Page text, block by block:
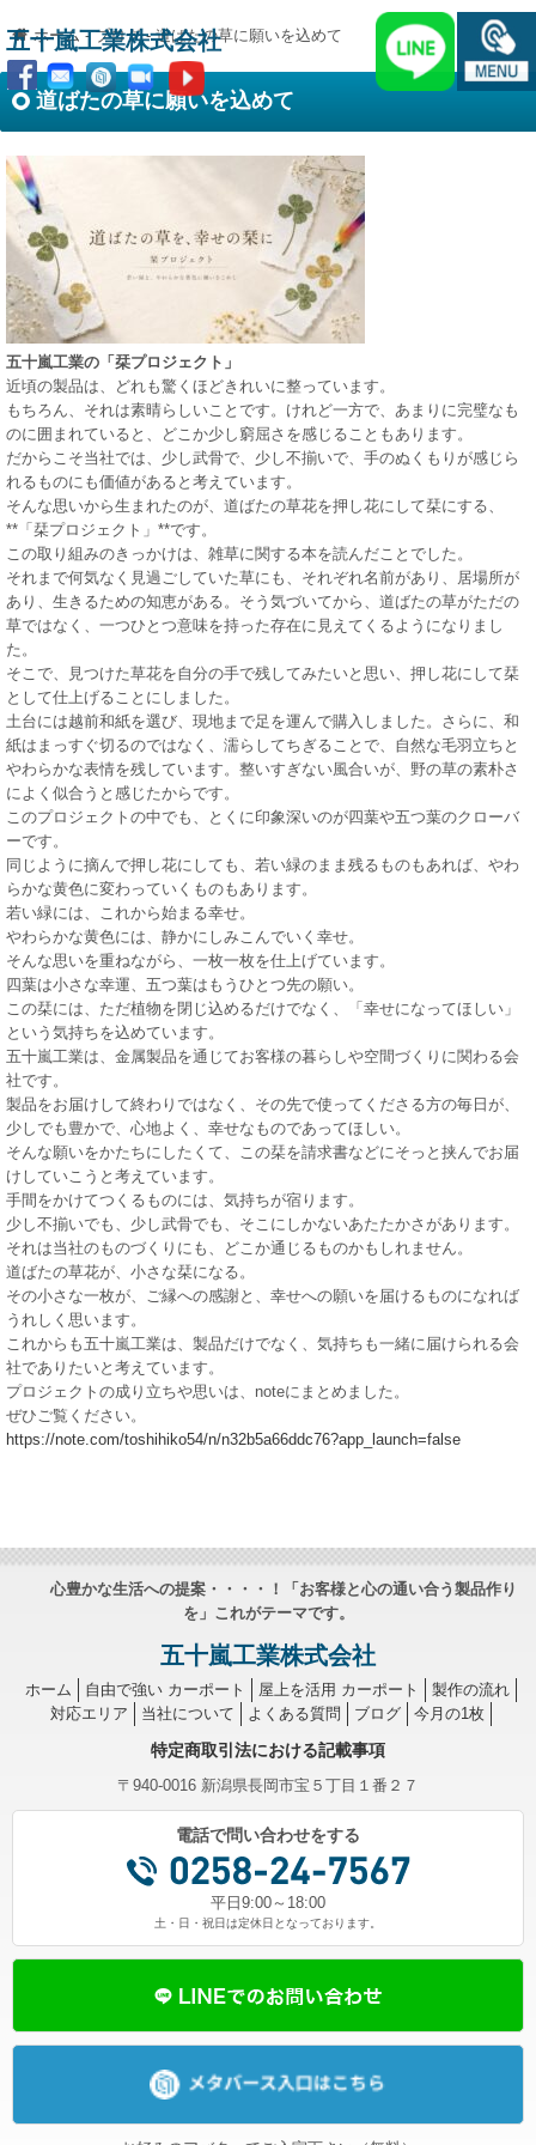
五十嵐工業株式会社
ホーム-ブログ-道ばたの草に願いを込めて
道ばたの草に願いを込めて
五十嵐工業の「栞プロジェクト」
近頃の製品は、どれも驚くほどきれいに整っています。
もちろん、それは素晴らしいことです。けれど一方で、あまりに完璧なも
のに囲まれていると、どこか少し窮屈さを感じることもあります。
だからこそ当社では、少し武骨で、少し不揃いで、手のぬくもりが感じら
れるものにも価値があると考えています。
そんな思いから生まれたのが、道ばたの草花を押し花にして栞にする、
**「栞プロジェクト」**です。
この取り組みのきっかけは、雑草に関する本を読んだことでした。
それまで何気なく見過ごしていた草にも、それぞれ名前があり、居場所が
あり、生きるための知恵がある。そう気づいてから、道ばたの草がただの
草ではなく、一つひとつ意味を持った存在に見えてくるようになりまし
た。
そこで、見つけた草花を自分の手で残してみたいと思い、押し花にして栞
として仕上げることにしました。
土台には越前和紙を選び、現地まで足を運んで購入しました。さらに、和
紙はまっすぐ切るのではなく、濡らしてちぎることで、自然な毛羽立ちと
やわらかな表情を残しています。整いすぎない風合いが、野の草の素朴さ
によく似合うと感じたからです。
このプロジェクトの中でも、とくに印象深いのが四葉や五つ葉のクローバ
ーです。
同じように摘んで押し花にしても、若い緑のまま残るものもあれば、やわ
らかな黄色に変わっていくものもあります。
若い緑には、これから始まる幸せ。
やわらかな黄色には、静かにしみこんでいく幸せ。
そんな思いを重ねながら、一枚一枚を仕上げています。
四葉は小さな幸運、五つ葉はもうひとつ先の願い。
この栞には、ただ植物を閉じ込めるだけでなく、「幸せになってほしい」
という気持ちを込めています。
五十嵐工業は、金属製品を通じてお客様の暮らしや空間づくりに関わる会
社です。
製品をお届けして終わりではなく、その先で使ってくださる方の毎日が、
少しでも豊かで、心地よく、幸せなものであってほしい。
そんな願いをかたちにしたくて、この栞を請求書などにそっと挟んでお届
けしていこうと考えています。
手間をかけてつくるものには、気持ちが宿ります。
少し不揃いでも、少し武骨でも、そこにしかないあたたかさがあります。
それは当社のものづくりにも、どこか通じるものかもしれません。
道ばたの草花が、小さな栞になる。
その小さな一枚が、ご縁への感謝と、幸せへの願いを届けるものになれば
うれしく思います。
これからも五十嵐工業は、製品だけでなく、気持ちも一緒に届けられる会
社でありたいと考えています。
プロジェクトの成り立ちや思いは、noteにまとめました。
ぜひご覧ください。
https://note.com/toshihiko54/n/n32b5a66ddc76?app_launch=false
心豊かな生活への提案・・・・！「お客様と心の通い合う製品作り
を」これがテーマです。
五十嵐工業株式会社
ホーム 自由で強い カーポート 屋上を活用 カーポート
製作の流れ
対応エリア
当社について よくある質問 ブログ 今月の1枚
特定商取引法における記載事項
〒940-0016 新潟県長岡市宝５丁目１番２７
電話で問い合わせをする
平日9:00～18:00
土・日・祝日は定休日となっております。